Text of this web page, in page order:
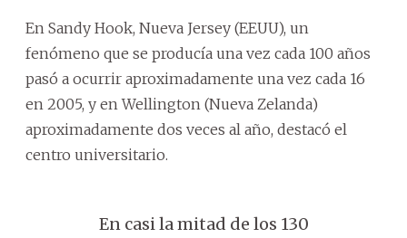
En Sandy Hook, Nueva Jersey (EEUU), un
fenómeno que se producía una vez cada 100 años
pasó a ocurrir aproximadamente una vez cada 16
en 2005, y en Wellington (Nueva Zelanda)
aproximadamente dos veces al año, destacó el
centro universitario.
En casi la mitad de los 130